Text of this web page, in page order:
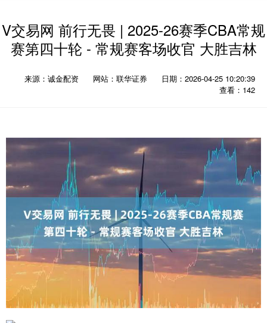
V交易网 前行无畏 | 2025-26赛季CBA常规
赛第四十轮 - 常规赛客场收官 大胜吉林
来源：诚金配资 网站：联华证券
日期：2026-04-25 10:20:39
查看：142